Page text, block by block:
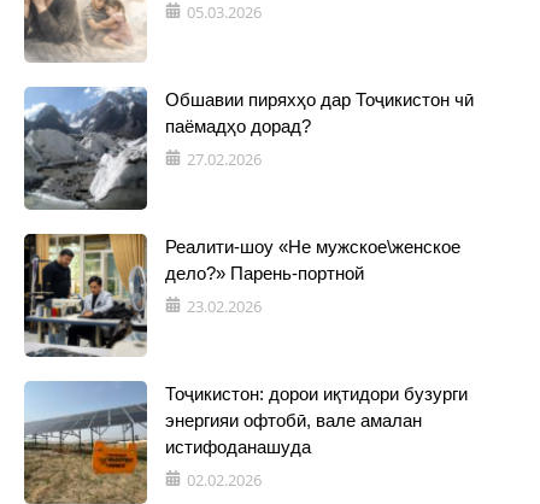
05.03.2026
Обшавии пиряхҳо дар Тоҷикистон чӣ
паёмадҳо дорад?
27.02.2026
Реалити-шоу «Не мужское\женское
дело?» Парень-портной
23.02.2026
Тоҷикистон: дорои иқтидори бузурги
энергияи офтобӣ, вале амалан
истифоданашуда
02.02.2026